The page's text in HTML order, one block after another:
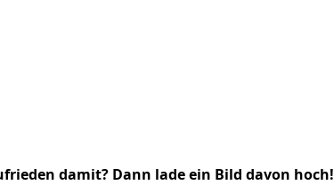
damit? Dann lade ein Bild davon hoch!